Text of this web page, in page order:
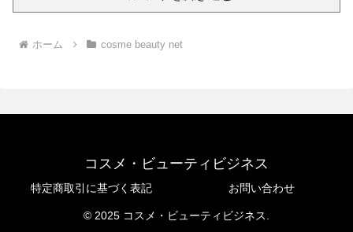
ホーム cosme beauty net
コスメ・ビューティビジネス
特定商取引に基づく表記 お問い合わせ
© 2025 コスメ・ビューティビジネス.